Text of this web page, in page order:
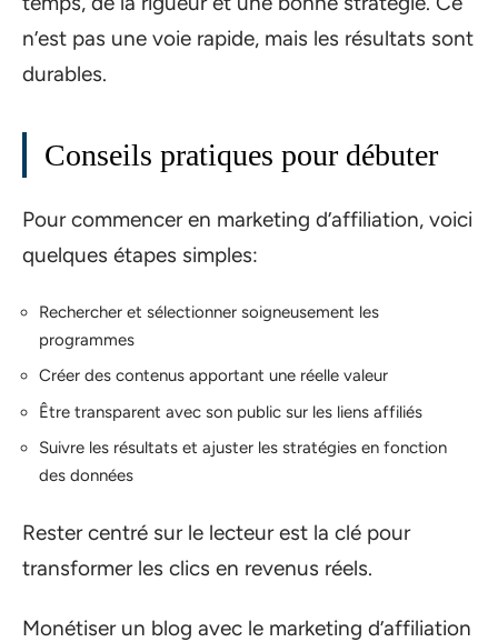
n’est pas une voie rapide, mais les résultats sont
durables.
Conseils pratiques pour débuter
Pour commencer en marketing d’affiliation, voici
quelques étapes simples:
Rechercher et sélectionner soigneusement les
programmes
Créer des contenus apportant une réelle valeur
Être transparent avec son public sur les liens affiliés
Suivre les résultats et ajuster les stratégies en fonction
des données
Rester centré sur le lecteur est la clé pour
transformer les clics en revenus réels.
Monétiser un blog avec le marketing d’affiliation